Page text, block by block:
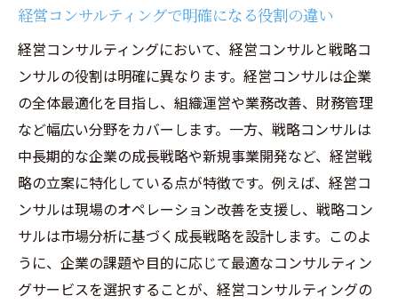
経営コンサルティングで明確になる役割の違い
経営コンサルティングにおいて、経営コンサルと戦略コ
ンサルの役割は明確に異なります。経営コンサルは企業
の全体最適化を目指し、組織運営や業務改善、財務管理
など幅広い分野をカバーします。一方、戦略コンサルは
中長期的な企業の成長戦略や新規事業開発など、経営戦
略の立案に特化している点が特徴です。例えば、経営コ
ンサルは現場のオペレーション改善を支援し、戦略コン
サルは市場分析に基づく成長戦略を設計します。このよ
うに、企業の課題や目的に応じて最適なコンサルティン
グサービスを選択することが、経営コンサルティングの